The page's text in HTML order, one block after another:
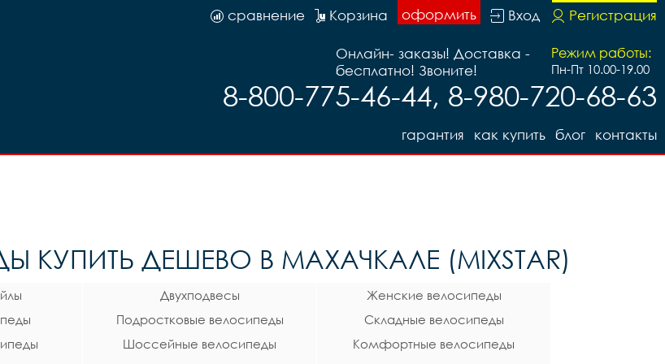
Регистрация
Вход
оформить
Корзина
сравнение
Режим работы:
Пн-Пт 10.00-19.00
Онлайн- заказы! Доставка -
бесплатно! Звоните!
8-800-775-46-44, 8-980-720-68-63
контакты
блог
как купить
гарантия
КУПИТЬ ДЕШЕВО В МАХАЧКАЛЕ (MIXSTAR)
Двухподвесы
Женские велосипеды
Подростковые велосипеды
Складные велосипеды
Шоссейные велосипеды
Комфортные велосипеды